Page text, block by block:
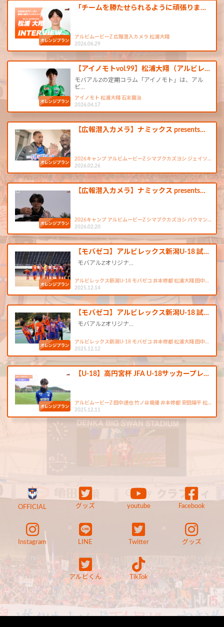
「チームを勝たせられるように頑張りま…
アルビムービーZ 広報潜入カメラ 松浦大翔
2026.06.29
【アイノモトvol.99】松浦大翔（アルビレ…
モバアルZの定期コラム「アイノモト」は、アル
ビ…
アイノモト 松浦大翔 石末龍治
2026.04.17
【広報潜入カメラ】ナミックス presents…
2026キャンプ アルビムービーZ シマブクカズヨシ ジェイソ…
2026.02.26
【広報潜入カメラ】ナミックス presents…
2026キャンプ アルビムービーZ シマブクカズヨシ バウマン…
2026.02.20
【モバゼコ】アルビレックス新潟U-18 試…
モバアルZオリジナ…
アルビレックス新潟U-18 モバゼコ 井本修都 松浦大翔 田中…
2025.12.14
【モバゼコ】アルビレックス新潟U-18 試…
モバアルZオリジナ…
アルビレックス新潟U-18 モバゼコ 井本修都 松浦大翔 田中…
2025.12.12
【U-18】高円宮杯 JFA U-18サッカープレ…
アルビムービーZ 田中達也 竹ノ谷颯優 井本修都 安田陽平 松…
2025.12.11
OFFICIAL グッズ youtube Facebook
Instagram LINE Twitter グッズ
アルビくん TikTok